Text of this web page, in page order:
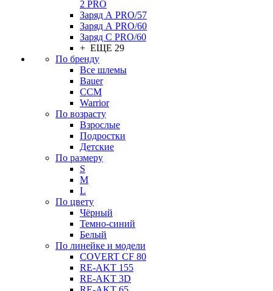
2 PRO
Заряд А PRO/57
Заряд А PRO/60
Заряд С PRO/60
+ ЕЩЕ 29
По бренду
Все шлемы
Bauer
CCM
Warrior
По возрасту
Взрослые
Подростки
Детские
По размеру
S
M
L
По цвету
Чёрный
Темно-синий
Белый
По линейке и модели
COVERT CF 80
RE-AKT 155
RE-AKT 3D